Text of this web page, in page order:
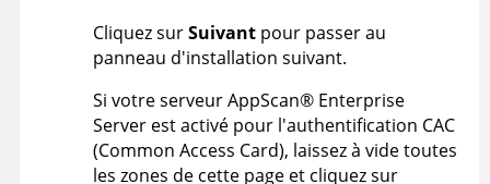
Cliquez surSuivant pour passer au
panneau d'installation suivant.
Si votre serveurAppScan® Enterprise
Server est activé pour l'authentification CAC
(Common Access Card), laissez à vide toutes
les zones de cette page et cliquez sur